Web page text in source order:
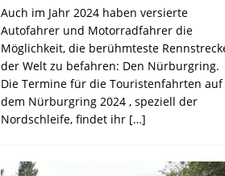
Auch im Jahr 2024 haben versierte
Autofahrer und Motorradfahrer die
Möglichkeit, die berühmteste
der Welt zu befahren: Den Nürburgring.
Die Termine für die Touristenfahrten auf
dem Nürburgring 2024 , speziell der
Nordschleife, findet ihr […]